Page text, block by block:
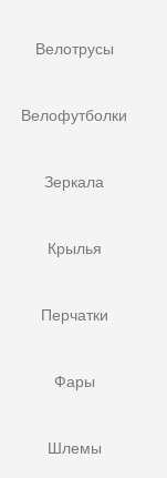
Велотрусы
Велофутболки
Зеркала
Крылья
Перчатки
Фары
Шлемы